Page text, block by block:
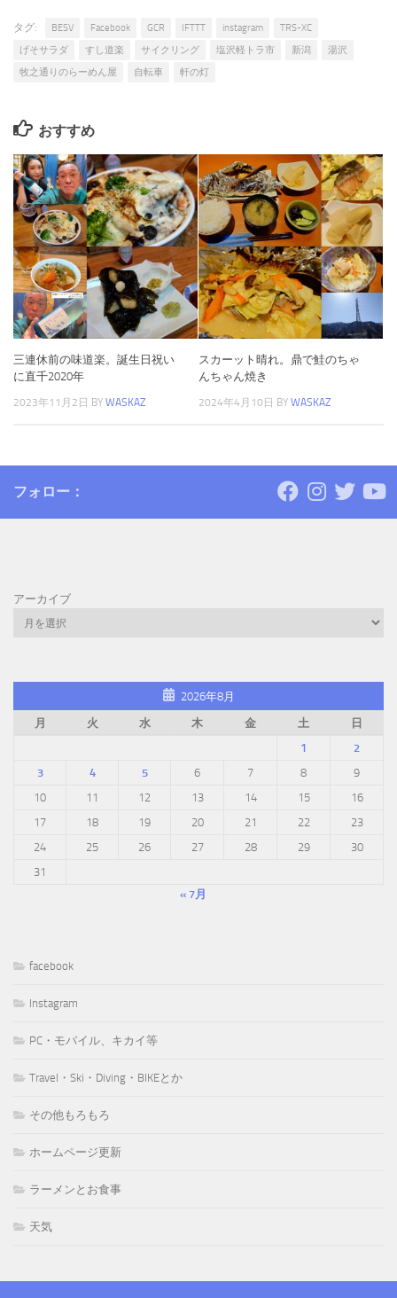
タグ: BESV Facebook GCR IFTTT instagram
TRS-XC
げそサラダ
すし道楽 サイクリング 塩沢軽トラ市 新潟
湯沢
牧之通りのらーめん屋
自転車 軒の灯
おすすめ
三連休前の味道楽。誕生日祝い
に直千2020年
2023年11月2日 BY WASKAZ
スカーット晴れ。鼎で鮭のちゃ
んちゃん焼き
2024年4月10日 BY WASKAZ
フォロー：
アーカイブ
2026年8月
月
火 水 木 金 土
日
1
2
3
4 5 6 7 8
9
10
11 12 13 14 15
16
17
18 19 20 21 22
23
24
25 26 27 28 29
30
31
« 7月
facebook
Instagram
PC・モバイル、キカイ等
Travel・Ski・Diving・BIKEとか
その他もろもろ
ホームページ更新
ラーメンとお食事
天気